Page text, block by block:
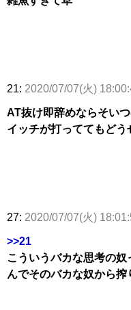
21: 2020/07/07(火)
AT抜け即辞めならそい
イッチが打っててもど
27: 2020/07/07(火)
>>21
こういうバカな思考の
んでそのバカな奴から